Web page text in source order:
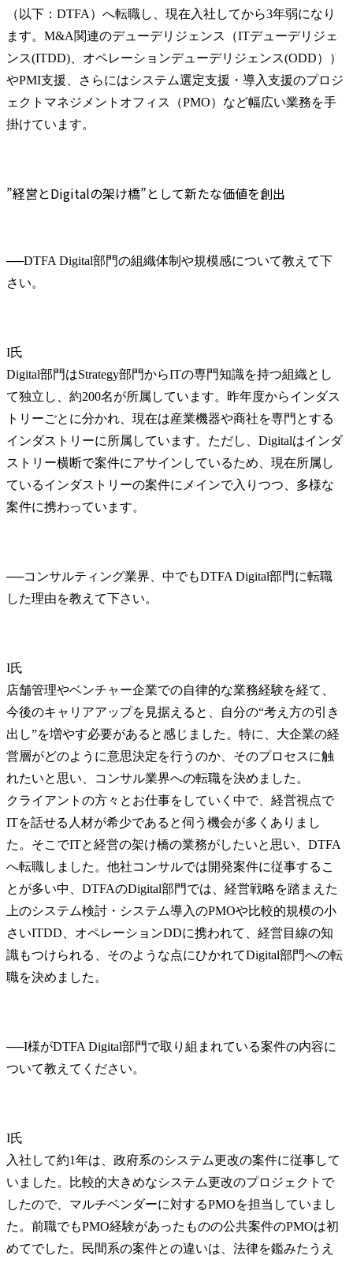
（以下：DTFA）へ転職し、現在入社してから3年弱になり
ます。M&A関連のデューデリジェンス（ITデューデリジェ
ンス(ITDD)、オペレーションデューデリジェンス(ODD））
やPMI支援、さらにはシステム選定支援・導入支援のプロジ
ェクトマネジメントオフィス（PMO）など幅広い業務を手
掛けています。
”経営とDigitalの架け橋”として新たな価値を創出
──DTFA Digital部門の組織体制や規模感について教えて下
I氏
Digital部門はStrategy部門からITの専門知識を持つ組織とし
て独立し、約200名が所属しています。昨年度からインダス
トリーごとに分かれ、現在は産業機器や商社を専門とする
インダストリーに所属しています。ただし、Digitalはインダ
ストリー横断で案件にアサインしているため、現在所属し
ているインダストリーの案件にメインで入りつつ、多様な
案件に携わっています。
──コンサルティング業界、中でもDTFA Digital部門に転職
I氏
店舗管理やベンチャー企業での自律的な業務経験を経て、
今後のキャリアアップを見据えると、自分の“考え方の引き
出し”を増やす必要があると感じました。特に、大企業の経
営層がどのように意思決定を行うのか、そのプロセスに触
れたいと思い、コンサル業界への転職を決めました。
クライアントの方々とお仕事をしていく中で、経営視点で
ITを話せる人材が希少であると伺う機会が多くありまし
た。そこでITと経営の架け橋の業務がしたいと思い、DTFA
へ転職しました。他社コンサルでは開発案件に従事するこ
とが多い中、DTFAのDigital部門では、経営戦略を踏まえた
上のシステム検討・システム導入のPMOや比較的規模の小
さいITDD、オペレーションDDに携われて、経営目線の知
識もつけられる、そのような点にひかれてDigital部門への転
職を決めました。
──I様がDTFA Digital部門で取り組まれている案件の内容に
I氏
入社して約1年は、政府系のシステム更改の案件に従事して
いました。比較的大きめなシステム更改のプロジェクトで
したので、マルチベンダーに対するPMOを担当していまし
た。前職でもPMO経験があったものの公共案件のPMOは初
めてでした。民間系の案件との違いは、法律を鑑みたうえ